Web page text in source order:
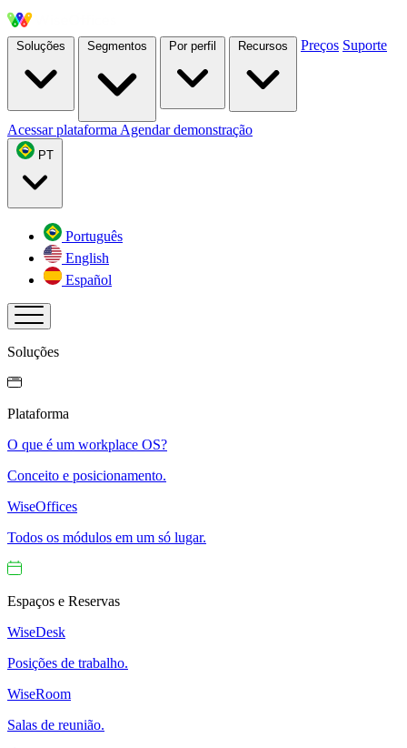
Soluções Segmentos Por perfil Recursos Preços Suporte
Acessar plataforma Agendar demonstração
PT
Português
English
Español
Soluções
Plataforma
O que é um workplace OS?
Conceito e posicionamento.
WiseOffices
Todos os módulos em um só lugar.
Espaços e Reservas
WiseDesk
Posições de trabalho.
WiseRoom
Salas de reunião.